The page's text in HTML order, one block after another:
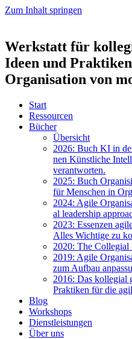
Zum Inhalt springen
Werkstatt für
Ideen und
Organisation von
Start
Res­sour­cen
Bücher
Über­sicht
2026: Buch KI in
nen Künst­li­che
ver­ant­wor­ten.
2025: Buch
für Men­schen in
2024: Agi­le
al lea­der­ship
2023: Essen­zen
Alles Wich­ti­ge zu
2020: The Col­le­gi­al
2019: Agi­le
zum Auf­bau
2016: Das kol­le­gi­al
Prak­ti­ken für die
Blog
Work­shops
Dienst­leis­tun­gen
Über uns